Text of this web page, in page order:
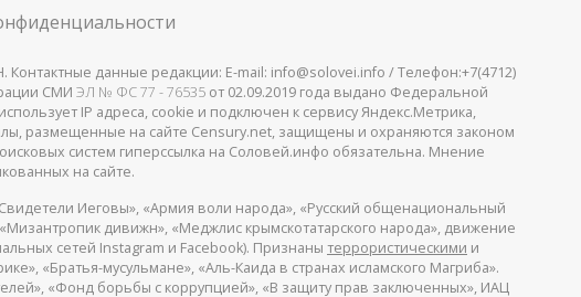
данные редакции: E-mail: info@solovei.info / Телефон:+7(4712)
СМИ ЭЛ № ФС 77 - 76535 от 02.09.2019 года выдано Федеральной
IP адреса, cookie и подключен к сервису Яндекс.Метрика,
размещенные на сайте Censury.net, защищены и охраняются законом
систем гиперссылка на Соловей.инфо обязательна. Мнение
на сайте.
Иеговы», «Армия воли народа», «Русский общенациональный
дивижн», «Меджлис крымскотатарского народа», движение
сетей Instagram и Facebook). Признаны террористическими и
«Братья-мусульмане», «Аль-Каида в странах исламского Магриба».
«Фонд борьбы с коррупцией», «В защиту прав заключенных», ИАЦ